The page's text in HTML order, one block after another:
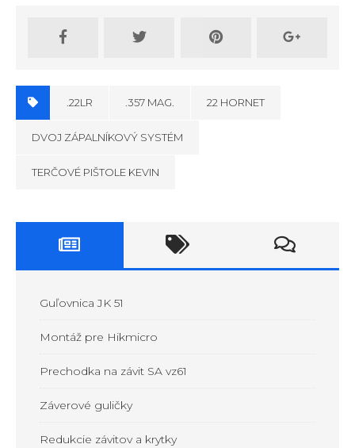
.22LR .357 MAG. 22 HORNET
DVOJ ZÁPALNÍKOVÝ SYSTÉM
TERČOVÉ PIŠTOLE KEVIN
Guľovnica JK 51
Montáž pre Hikmicro
Prechodka na závit SA vz61
Záverové guličky
Redukcie závitov a krytky